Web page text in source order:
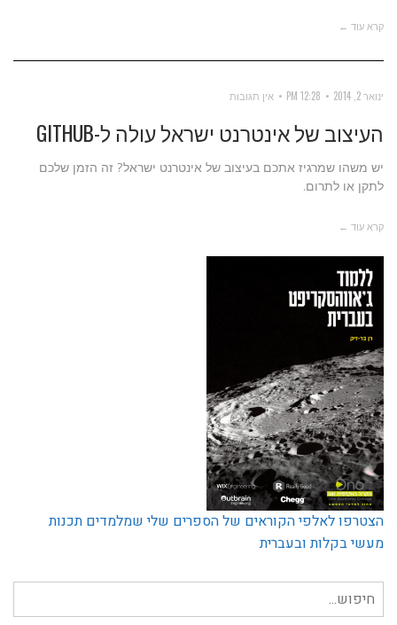
קרא עוד ←
ינואר 2, 2014 12:28 PM אין תגובות
העיצוב של אינטרנט ישראל עולה ל-GITHUB
יש משהו שמרגיז אתכם בעיצוב של אינטרנט ישראל? זה הזמן שלכם
לתקן או לתרום.
קרא עוד ←
הצטרפו לאלפי הקוראים של הספרים שלי שמלמדים תכנות
מעשי בקלות ובעברית
חיפוש
עבור: